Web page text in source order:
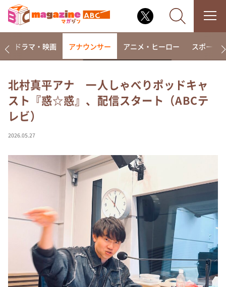
なるみ・岡村の過ぎるTV
相席食堂
これ余談なんですけど・・・
て真剣です
探偵！ナイトスクープ
news おかえり
河合＆A.B.C-Z塚田×福井アナ「なんでやねん！？」
（news おかえり）
DAIGOも台所 ～きょうの献立 何にする？～
本日はダイアンなり！シーズン２
朝だ！生です旅サラダ
教えて！ニュースライブ 正義のミカタ
ドラマ・映画 アナウンサー アニメ・ヒーロー スポーツ
北村真平アナ 一人しゃべりポッドキャ
スト『惑☆惑』、配信スタート（ABCテ
レビ）
2026.05.27